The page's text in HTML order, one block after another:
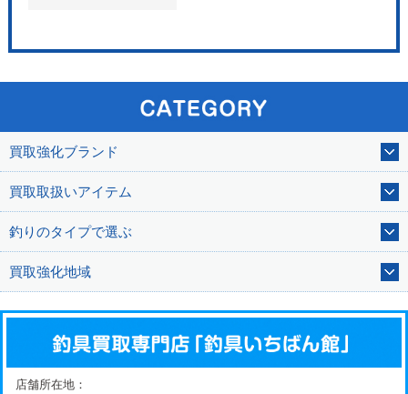
買取強化ブランド
買取取扱いアイテム
釣りのタイプで選ぶ
買取強化地域
店舗所在地：